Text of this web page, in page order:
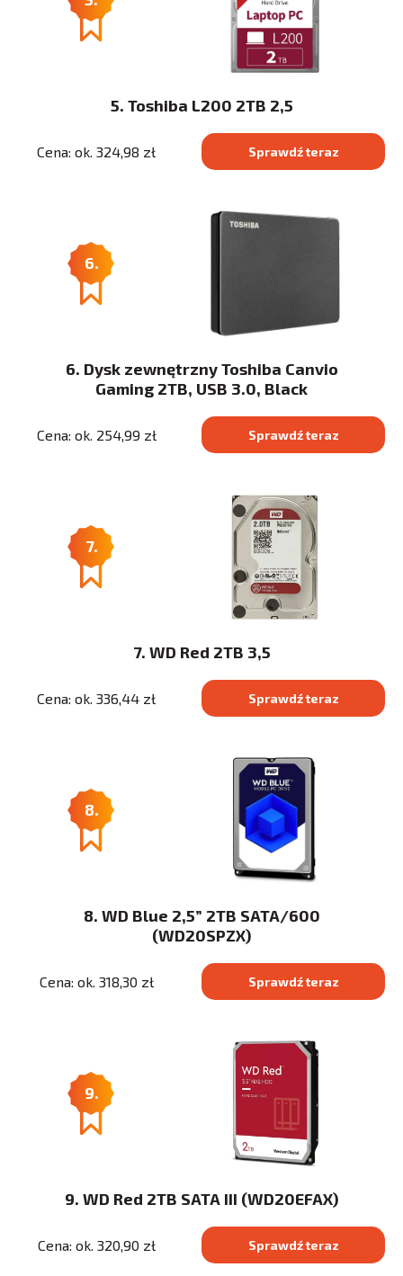
5. Toshiba L200 2TB 2,5
Cena: ok. 324,98 zł Sprawdź teraz
6.
6. Dysk zewnętrzny Toshiba Canvio
Gaming 2TB, USB 3.0, Black
Cena: ok. 254,99 zł Sprawdź teraz
7.
7. WD Red 2TB 3,5
Cena: ok. 336,44 zł Sprawdź teraz
8.
8. WD Blue 2,5” 2TB SATA/600
(WD20SPZX)
Cena: ok. 318,30 zł Sprawdź teraz
9.
9. WD Red 2TB SATA III (WD20EFAX)
Cena: ok. 320,90 zł Sprawdź teraz